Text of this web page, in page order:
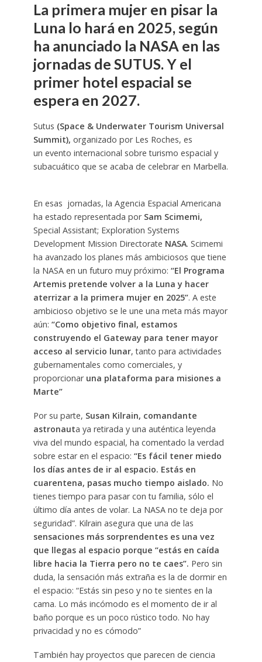
La primera mujer en pisar la
Luna lo hará en 2025, según
ha anunciado la NASA en las
jornadas de SUTUS. Y el
primer hotel espacial se
espera en 2027.
Sutus (Space & Underwater Tourism Universal
Summit), organizado por Les Roches, es
un evento internacional sobre turismo espacial y
subacuático que se acaba de celebrar en Marbella.
En esas jornadas, la Agencia Espacial Americana
ha estado representada por Sam Scimemi,
Special Assistant; Exploration Systems
Development Mission Directorate NASA. Scimemi
ha avanzado los planes más ambiciosos que tiene
la NASA en un futuro muy próximo: “El Programa
Artemis pretende volver a la Luna y hacer
aterrizar a la primera mujer en 2025”. A este
ambicioso objetivo se le une una meta más mayor
aún: “Como objetivo final, estamos
construyendo el Gateway para tener mayor
acceso al servicio lunar, tanto para actividades
gubernamentales como comerciales, y
proporcionar una plataforma para misiones a
Marte”
Por su parte, Susan Kilrain, comandante
astronauta ya retirada y una auténtica leyenda
viva del mundo espacial, ha comentado la verdad
sobre estar en el espacio: “Es fácil tener miedo
los días antes de ir al espacio. Estás en
cuarentena, pasas mucho tiempo aislado. No
tienes tiempo para pasar con tu familia, sólo el
último día antes de volar. La NASA no te deja por
seguridad”. Kilrain asegura que una de las
sensaciones más sorprendentes es una vez
que llegas al espacio porque “estás en caída
libre hacia la Tierra pero no te caes”. Pero sin
duda, la sensación más extraña es la de dormir en
el espacio: “Estás sin peso y no te sientes en la
cama. Lo más incómodo es el momento de ir al
baño porque es un poco rústico todo. No hay
privacidad y no es cómodo”
También hay proyectos que parecen de ciencia